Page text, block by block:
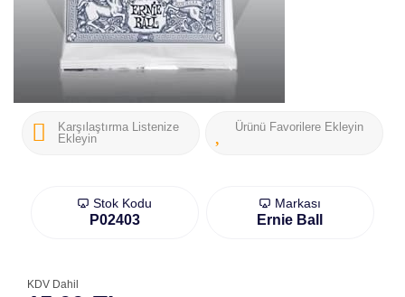
Karşılaştırma Listenize
Ekleyin
Ürünü Favorilere Ekleyin
Stok Kodu
P02403
Markası
Ernie Ball
KDV Dahil